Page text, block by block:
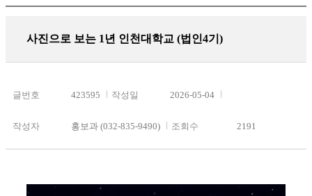
사진으로 보는 1년 인천대학교 (법인4기)
글번호 423595 작성일 2026-05-04
작성자 홍보과 (032-835-9490) 조회수 2191